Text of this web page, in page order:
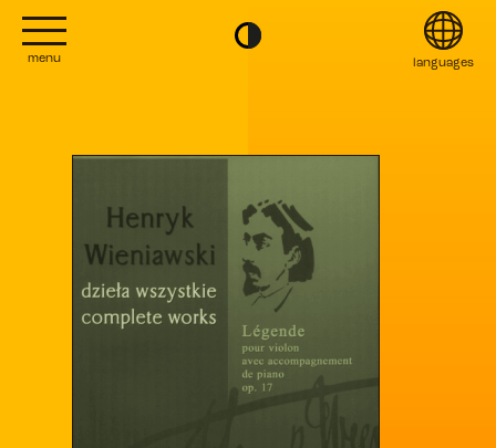
menu languages
Français
Italiano
project
Kontakt
editions
2022